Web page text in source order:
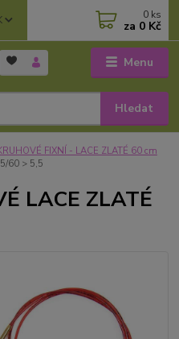
Menu
Hledat
0 ks
za 0 Kč
FIXNÍ - LACE ZLATÉ 60 cm
60 > 5,5
LACE ZLATÉ